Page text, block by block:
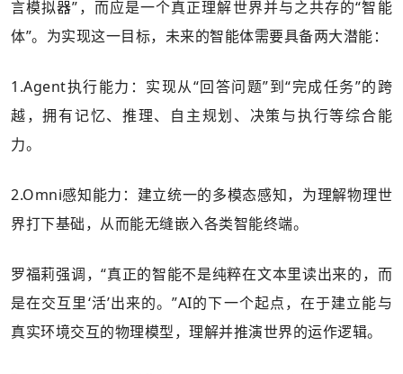
言模拟器”，而应是一个真正理解世界并与之共存的“智能
体”。为实现这一目标，未来的智能体需要具备两大潜能：
1.Agent执行能力：实现从“回答问题”到“完成任务”的跨
越，拥有记忆、推理、自主规划、决策与执行等综合能
力。
2.Omni感知能力：建立统一的多模态感知，为理解物理世
界打下基础，从而能无缝嵌入各类智能终端。
罗福莉强调，“真正的智能不是纯粹在文本里读出来的，而
是在交互里‘活’出来的。”AI的下一个起点，在于建立能与
真实环境交互的物理模型，理解并推演世界的运作逻辑。